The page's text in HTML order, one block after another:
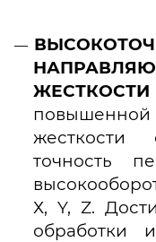
жесткости
точность
Х, Y, Z.
обработки